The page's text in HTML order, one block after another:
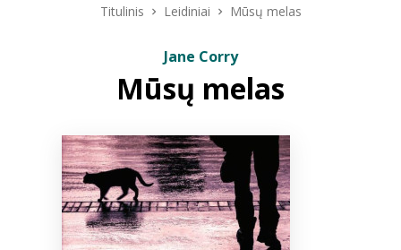
Naujienos
Bibliotekoms
Titulinis Leidiniai Mūsų melas
Jane Corry
Mūsų melas